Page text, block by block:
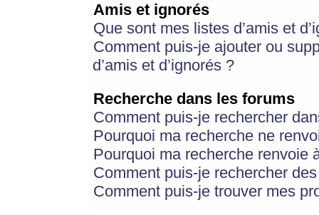
Amis et ignorés
Que sont mes listes d’amis et
Comment puis-je ajouter ou
d’amis et d’ignorés ?
Recherche dans les forums
Comment puis-je rechercher
Pourquoi ma recherche ne
Pourquoi ma recherche renvoie
Comment puis-je rechercher
Comment puis-je trouver mes